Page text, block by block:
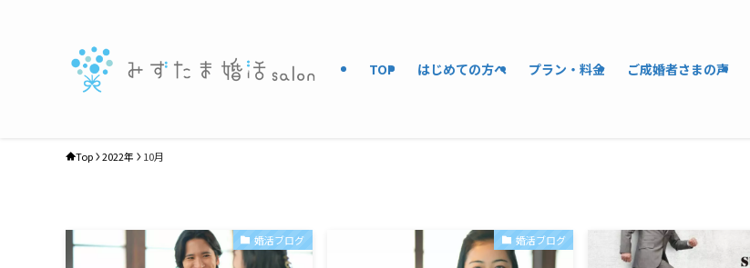
TOP はじめての方へ プラン・料金 ご成婚者さまの声
Top 2022年 10月
婚活ブログ 婚活ブログ